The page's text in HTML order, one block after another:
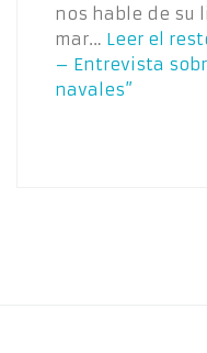
nos hable de su
mar… Leer el
– Entrevista
navales”